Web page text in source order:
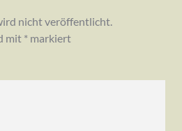
nicht veröffentlicht.
mit * markiert